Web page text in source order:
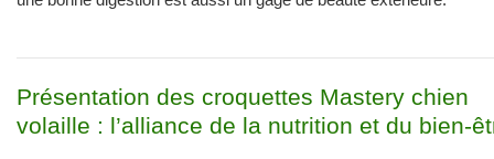
Présentation des croquettes Mastery chien
volaille : l’alliance de la nutrition et du bien-